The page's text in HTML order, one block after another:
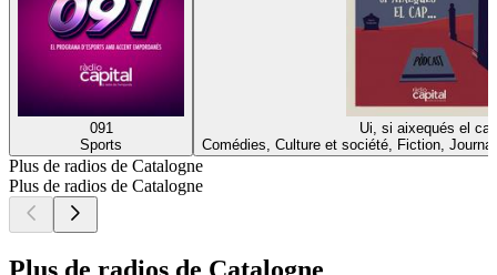
091
Sports
Ui, si aixequés el cap
Comédies, Culture et société, Fiction,
Plus de radios de Catalogne
Plus de radios de Catalogne